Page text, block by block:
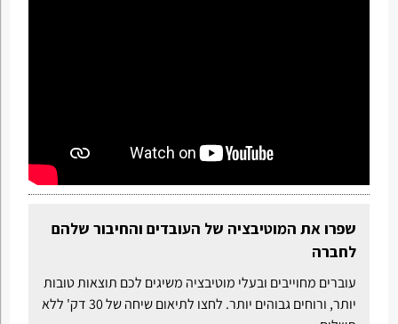
שפרו את המוטיבציה של העובדים והחיבור שלהם
לחברה
עוברים מחוייבים ובעלי מוטיבציה משיגים לכם תוצאות טובות
יותר, ורוחים גבוהים יותר. לחצו לתיאום שיחה של 30 דק' ללא